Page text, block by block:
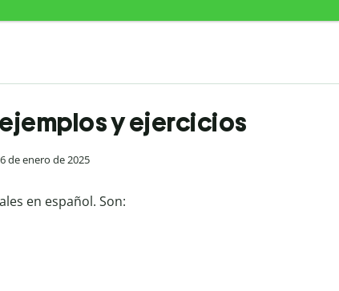
y ejercicios
de enero de 2025
en español. Son: